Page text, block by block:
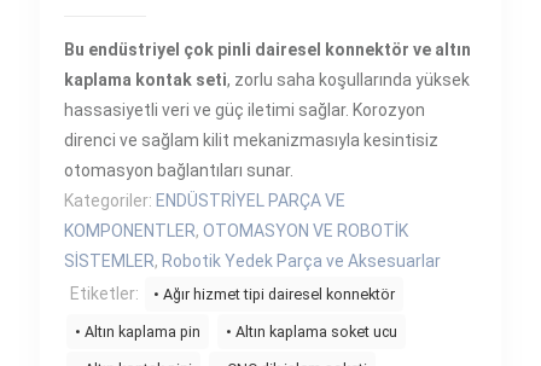
Bu endüstriyel çok pinli dairesel konnektör ve altın
kaplama kontak seti, zorlu saha koşullarında yüksek
hassasiyetli veri ve güç iletimi sağlar. Korozyon
direnci ve sağlam kilit mekanizmasıyla kesintisiz
otomasyon bağlantıları sunar.
Kategoriler: ENDÜSTRİYEL PARÇA VE
KOMPONENTLER, OTOMASYON VE ROBOTİK
SİSTEMLER, Robotik Yedek Parça ve Aksesuarlar
Etiketler:
• Ağır hizmet tipi dairesel konnektör
• Altın kaplama pin • Altın kaplama soket ucu